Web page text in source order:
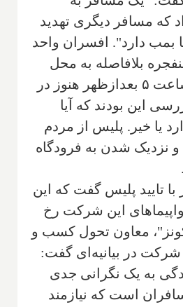
که مسافر دیگری تهدید
بمب دارد". افسران واحد
بلافاصله به محل
اعزام شدند و تا ساعت ۵ بعدازظهر هنوز در
این بودند که آیا
یا خیر. پلیس از مردم
و نزدیک شدن به فرودگاه
تایید پلیس گفت که این
این شرکت رخ
معاون تحول کسب و
شرکت در بیانیه‌ای گفت:
به یک نگرانی جدی
است که نیازمند